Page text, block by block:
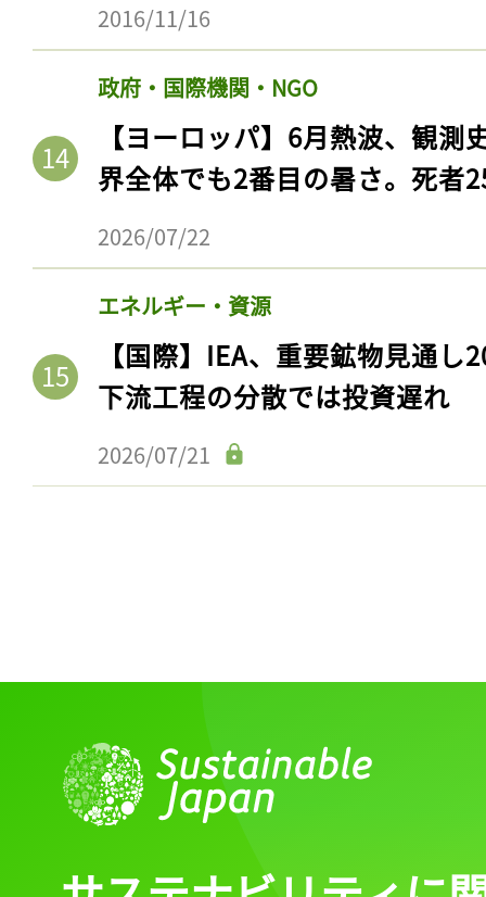
2016/11/16
政府・国際機関・NGO
【ヨーロッパ】6月熱波、観
界全体でも2番目の暑さ。死者
2026/07/22
エネルギー・資源
【国際】IEA、重要鉱物見通
下流工程の分散では投資遅れ
2026/07/21